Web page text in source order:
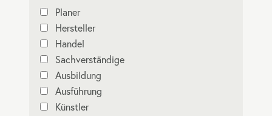
Planer
Hersteller
Handel
Sachverständige
Ausbildung
Ausführung
Künstler